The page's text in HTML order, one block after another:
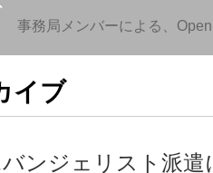
事務局メンバーによる、
イブ
ンジェリスト派